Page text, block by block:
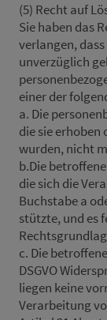
(5) Recht auf
Sie haben das
verlangen,
unverzüglich
einer der
a. Die
die sie erhoben
wurden, nicht
b.Die
die sich die
Buchstabe a
stützte, und es
c. Die
DSGVO
liegen keine
Verarbeitung